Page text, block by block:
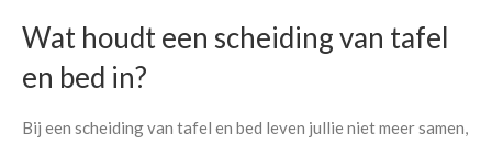
Wat houdt een scheiding van tafel
en bed in?
Bij een scheiding van tafel en bed leven jullie niet meer samen,